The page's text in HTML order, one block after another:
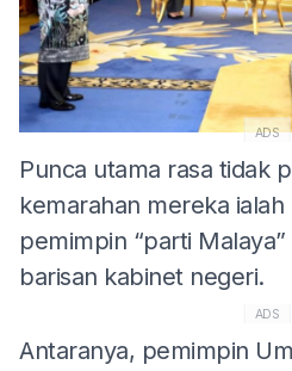
ADS
Punca utama rasa tidak
kemarahan mereka
pemimpin “parti
barisan kabinet negeri.
ADS
Antaranya, pemimpin